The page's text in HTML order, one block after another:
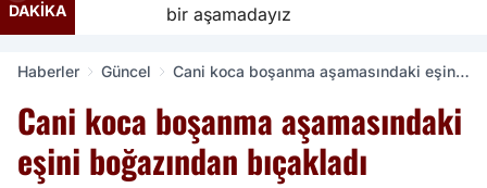
DAKİKA
bir aşamadayız
Haberler Güncel
Cani koca boşanma aşamasındaki eşini
Cani koca boşanma aşamasındaki
eşini boğazından bıçakladı